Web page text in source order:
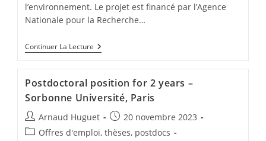
l’environnement. Le projet est financé par l’Agence
Nationale pour la Recherche…
Continuer La Lecture
Postdoctoral position for 2 years –
Sorbonne Université, Paris
Arnaud Huguet
20 novembre 2023
Offres d'emploi, thèses, postdocs